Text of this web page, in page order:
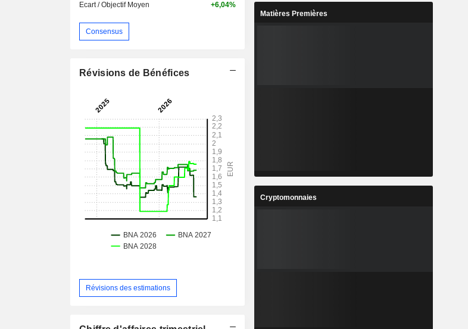
Ecart / Objectif Moyen +6,04%
Consensus
Révisions de Bénéfices
Révisions des estimations
Matières Premières
Cryptomonnaies